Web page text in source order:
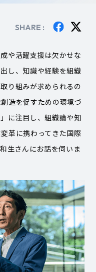
SHARE :
や活躍支援は欠かせな
し、知識や経験を組織
り組みが求められるの
造を促すための環境づ
に注目し、組織論や知
革に携わってきた国際
生さんにお話を伺いま